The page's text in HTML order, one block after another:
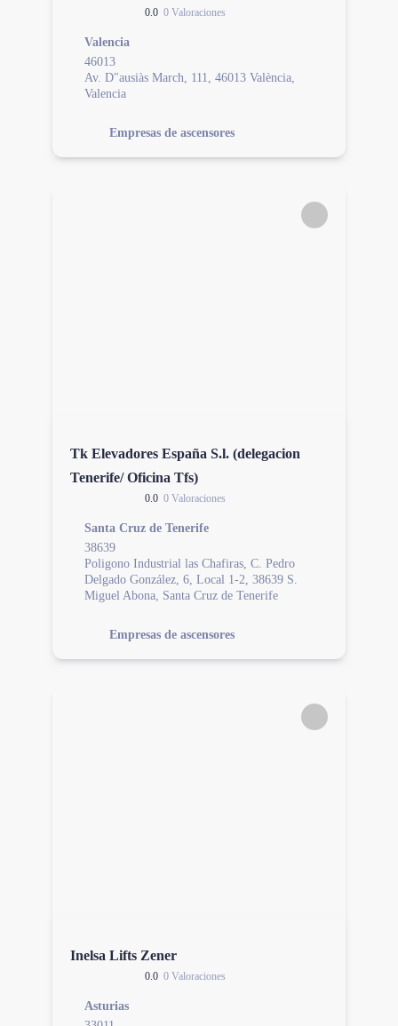
0.0 0 Valoraciones
Valencia
46013
Av. D"ausiàs March, 111, 46013 València,
Valencia
Empresas de ascensores
Tk Elevadores España S.l. (delegacion
Tenerife/ Oficina Tfs)
0.0 0 Valoraciones
Santa Cruz de Tenerife
38639
Poligono Industrial las Chafiras, C. Pedro
Delgado González, 6, Local 1-2, 38639 S.
Miguel Abona, Santa Cruz de Tenerife
Empresas de ascensores
Inelsa Lifts Zener
0.0 0 Valoraciones
Asturias